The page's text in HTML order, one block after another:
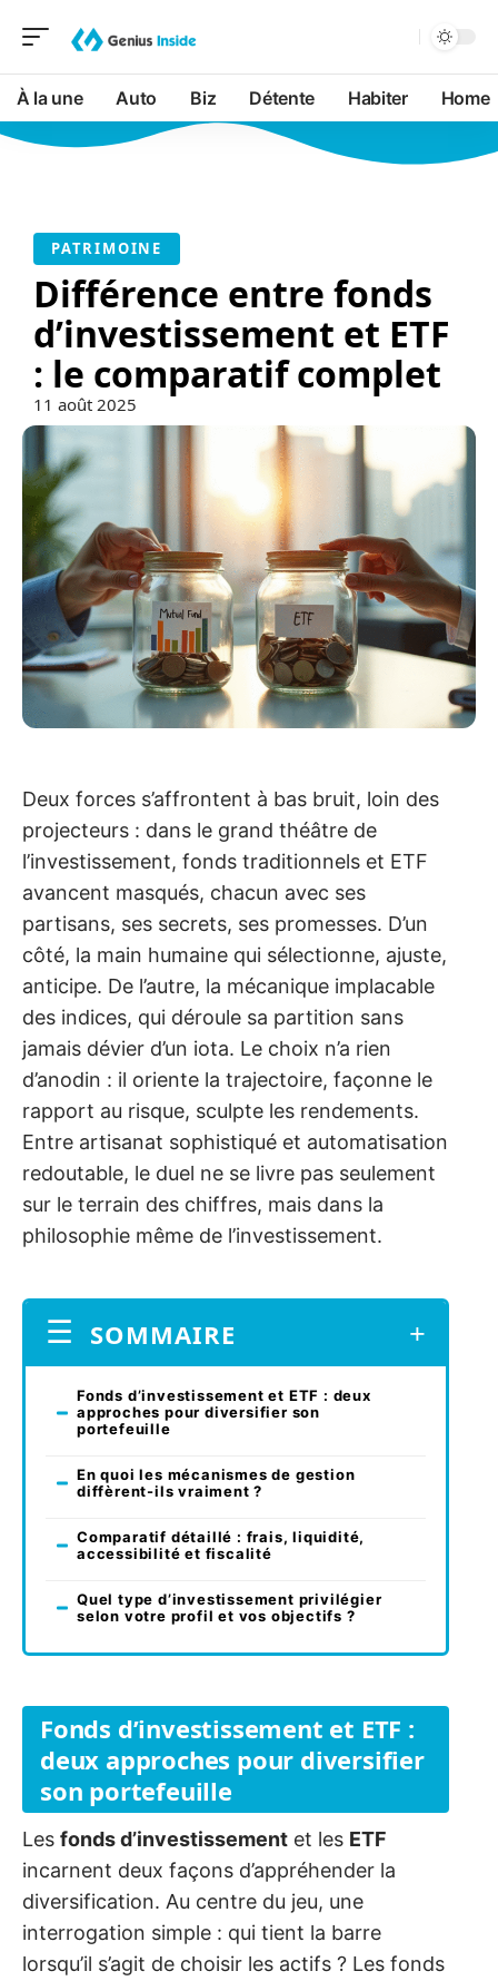
À la une Auto Biz Détente Habiter Home
PATRIMOINE
Différence entre fonds
d’investissement et ETF
: le comparatif complet
11 août 2025
Deux forces s’affrontent à bas bruit, loin des
projecteurs : dans le grand théâtre de
l’investissement, fonds traditionnels et ETF
avancent masqués, chacun avec ses
partisans, ses secrets, ses promesses. D’un
côté, la main humaine qui sélectionne, ajuste,
anticipe. De l’autre, la mécanique implacable
des indices, qui déroule sa partition sans
jamais dévier d’un iota. Le choix n’a rien
d’anodin : il oriente la trajectoire, façonne le
rapport au risque, sculpte les rendements.
Entre artisanat sophistiqué et automatisation
redoutable, le duel ne se livre pas seulement
sur le terrain des chiffres, mais dans la
philosophie même de l’investissement.
SOMMAIRE
Fonds d’investissement et ETF : deux
approches pour diversifier son
portefeuille
En quoi les mécanismes de gestion
diffèrent-ils vraiment ?
Comparatif détaillé : frais, liquidité,
accessibilité et fiscalité
Quel type d’investissement privilégier
selon votre profil et vos objectifs ?
Fonds d’investissement et ETF :
deux approches pour diversifier
son portefeuille
Les fonds d’investissement et les ETF
incarnent deux façons d’appréhender la
diversification. Au centre du jeu, une
interrogation simple : qui tient la barre
lorsqu’il s’agit de choisir les actifs ? Les fonds